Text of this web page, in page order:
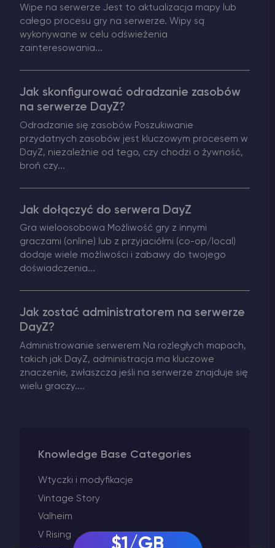
ARK Serwer Hosting
Wipe na serwerze Jest to aktualizacja mapy lub
całego procesu gry na serwerze. Wipy są
wykonywane w celu odświeżenia
zainteresowania...
Jak skonfigurować odradzanie zasobów
na serwerze DayZ?
Odradzanie się zasobów Poszukiwanie
przydatnych zasobów jest kluczowym procesem w
DayZ, niezależnie od tego, czy chodzi o żywność,
broń czy...
Jak dołączyć do serwera DayZ
Gra wieloosobowa Możliwość gry z innymi
graczami (online) lub z przyjaciółmi (co-op/local)
dodaje wiele możliwości i zabawy do twojego
doświadczenia...
Jak zostać administratorem na serwerze
DayZ?
Administrowanie serwerem Na rozległych mapach,
takich jak DayZ, administracja ma kluczowe
znaczenie, zwłaszcza jeśli na serwerze znajduje się
wielu graczy....
Knowledge Base Categories
Wtyczki i modyfikacje
Vintage Story
Valheim
V Rising